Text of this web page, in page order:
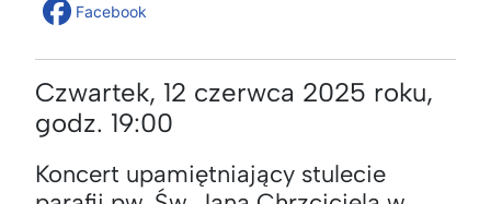
Facebook
Czwartek, 12 czerwca 2025 roku,
godz. 19:00
Koncert upamiętniający stulecie